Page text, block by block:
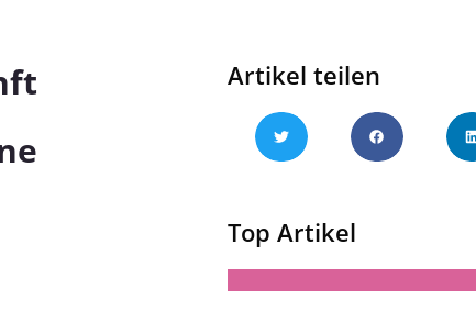
Artikel teilen
Top Artikel